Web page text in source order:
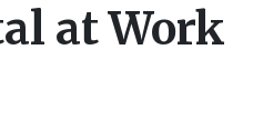
at Work